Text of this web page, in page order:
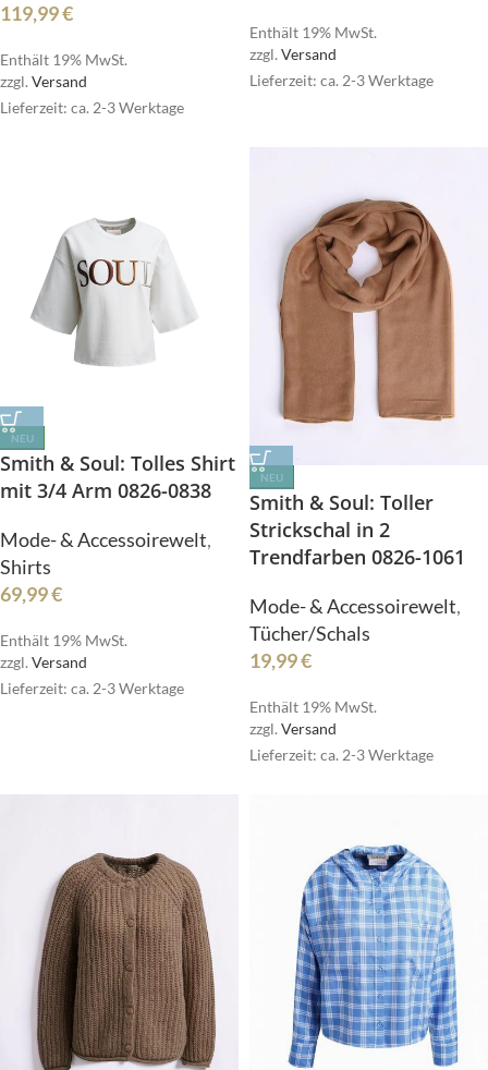
119,99€
Enthält 19% MwSt.
zzgl. Versand
Lieferzeit: ca. 2-3 Werktage
Enthält 19% MwSt.
zzgl. Versand
Lieferzeit: ca. 2-3 Werktage
NEU
Smith & Soul: Tolles Shirt
mit 3/4 Arm 0826-0838
Mode- & Accessoirewelt,
Shirts
69,99€
Enthält 19% MwSt.
zzgl. Versand
Lieferzeit: ca. 2-3 Werktage
NEU
Smith & Soul: Toller
Strickschal in 2
Trendfarben 0826-1061
Mode- & Accessoirewelt,
Tücher/Schals
19,99€
Enthält 19% MwSt.
zzgl. Versand
Lieferzeit: ca. 2-3 Werktage